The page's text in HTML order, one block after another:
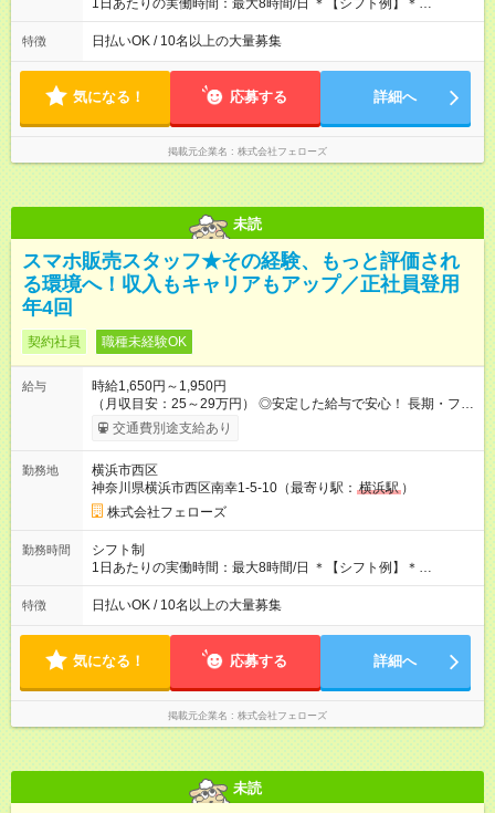
1日あたりの実働時間：最大8時間/日 ＊【シフト例】＊
(1) 10:00～19:00 (2) 11:00～20:00 (3) 12:00～21:00 など ◎
いずれも実働8時間・休憩1時間です。中抜けシフトなどはあり
たい」などあれば相談に応じますのでおっしゃってください！
特徴 日払いOK / 10名以上の大量募集
気になる！ 応募する 詳細へ
掲載元企業名 株式会社フェローズ
未読
スマホ販売スタッフ★その経験、もっと評価され
る環境へ！収入もキャリアもアップ／正社員登用
年4回
契約社員 職種未経験OK
給与
時給1,650円～1,950円
（月収目安：25～29万円） ◎安定した給与で安心！ 長期・フル
タイムで勤務いただける方にお越しいただきたいと思っていま
す。シフトが削られることはないので、安定した給与が入りま
たいという人もいると思います。このあたりは柔軟に対応する
ので、お気軽にご相談ください！ ※2ヶ月の試用期間がありま
す。その間の給与・待遇に変更はありません。 【試用期間】試
用期間あり 試用期間の長さ：2ヶ月 雇用形態、給与は本採用時
と同じです。
交通費別途支給あり
勤務地
横浜市西区
神奈川県横浜市西区南幸1-5-10（最寄り駅： 横浜駅 ）
株式会社フェローズ
勤務時間
シフト制
1日あたりの実働時間：最大8時間/日 ＊【シフト例】＊
(1) 10:00～19:00 (2) 11:00～20:00 (3) 12:00～21:00 など ◎
いずれも実働8時間・休憩1時間です。中抜けシフトなどはあり
たい」などあれば相談に応じますのでおっしゃってください！
特徴 日払いOK / 10名以上の大量募集
気になる！ 応募する 詳細へ
掲載元企業名 株式会社フェローズ
未読